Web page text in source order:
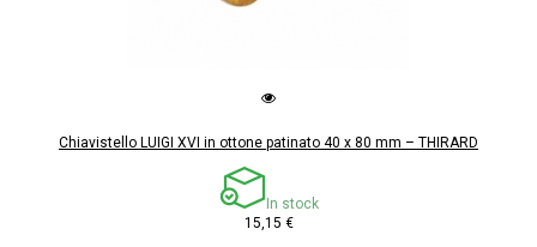
Chiavistello LUIGI XVI in ottone patinato 40 x 80 mm – THIRARD
In stock
15,15 €